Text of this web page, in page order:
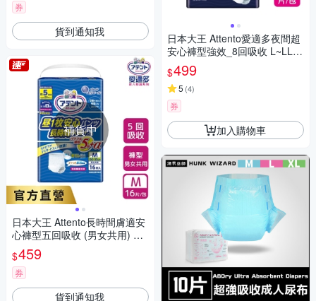
券
貨到通知我
補貨中
日本大王 Attento長時間膚適安
心褲型五回吸收 (男女共用) M-
L(18片/包)
$459
券
貨到通知我
日本大王 Attento愛適多夜間超
安心褲型強效_8回吸收 L~LL
(12片/包)
$499
5 (4)
券
加入購物車